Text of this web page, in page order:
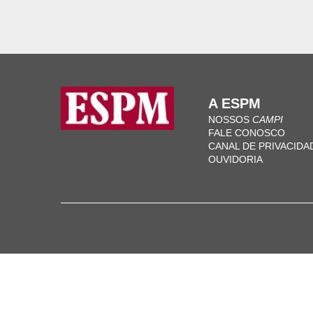
A ESPM
NOSSOS CAMPI
FALE CONOSCO
CANAL DE
OUVIDORIA